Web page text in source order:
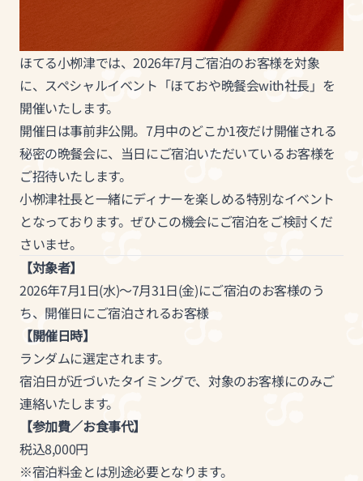
ほてる小栁津では、2026年7月ご宿泊のお客様を対象
に、スペシャルイベント「ほておや晩餐会with社長」を
開催いたします。
開催日は事前非公開。7月中のどこか1夜だけ開催される
秘密の晩餐会に、当日にご宿泊いただいているお客様を
ご招待いたします。
小栁津社長と一緒にディナーを楽しめる特別なイベント
となっております。ぜひこの機会にご宿泊をご検討くだ
さいませ。
【対象者】
2026年7月1日(水)～7月31日(金)にご宿泊のお客様のう
ち、開催日にご宿泊されるお客様
【開催日時】
ランダムに選定されます。
宿泊日が近づいたタイミングで、対象のお客様にのみご
連絡いたします。
【参加費／お食事代】
税込8,000円
※宿泊料金とは別途必要となります。